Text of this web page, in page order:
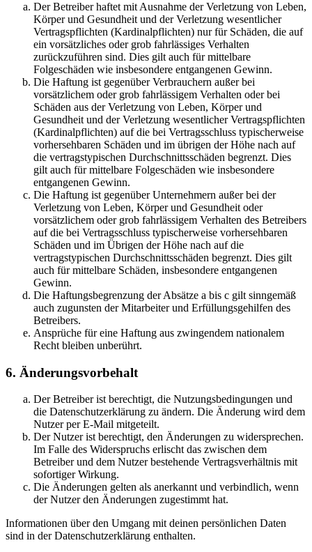
Der Betreiber haftet mit Ausnahme der Verletzung von Leben,
Körper und Gesundheit und der Verletzung wesentlicher
Vertragspflichten (Kardinalpflichten) nur für Schäden, die auf
ein vorsätzliches oder grob fahrlässiges Verhalten
zurückzuführen sind. Dies gilt auch für mittelbare
Folgeschäden wie insbesondere entgangenen Gewinn.
Die Haftung ist gegenüber Verbrauchern außer bei
vorsätzlichem oder grob fahrlässigem Verhalten oder bei
Schäden aus der Verletzung von Leben, Körper und
Gesundheit und der Verletzung wesentlicher Vertragspflichten
(Kardinalpflichten) auf die bei Vertragsschluss typischerweise
vorhersehbaren Schäden und im übrigen der Höhe nach auf
die vertragstypischen Durchschnittsschäden begrenzt. Dies
gilt auch für mittelbare Folgeschäden wie insbesondere
entgangenen Gewinn.
Die Haftung ist gegenüber Unternehmern außer bei der
Verletzung von Leben, Körper und Gesundheit oder
vorsätzlichem oder grob fahrlässigem Verhalten des Betreibers
auf die bei Vertragsschluss typischerweise vorhersehbaren
Schäden und im Übrigen der Höhe nach auf die
vertragstypischen Durchschnittsschäden begrenzt. Dies gilt
auch für mittelbare Schäden, insbesondere entgangenen
Gewinn.
Die Haftungsbegrenzung der Absätze a bis c gilt sinngemäß
auch zugunsten der Mitarbeiter und Erfüllungsgehilfen des
Betreibers.
Ansprüche für eine Haftung aus zwingendem nationalem
Recht bleiben unberührt.
6. Änderungsvorbehalt
Der Betreiber ist berechtigt, die Nutzungsbedingungen und
die Datenschutzerklärung zu ändern. Die Änderung wird dem
Nutzer per E-Mail mitgeteilt.
Der Nutzer ist berechtigt, den Änderungen zu widersprechen.
Im Falle des Widerspruchs erlischt das zwischen dem
Betreiber und dem Nutzer bestehende Vertragsverhältnis mit
sofortiger Wirkung.
Die Änderungen gelten als anerkannt und verbindlich, wenn
der Nutzer den Änderungen zugestimmt hat.
Informationen über den Umgang mit deinen persönlichen Daten
sind in der Datenschutzerklärung enthalten.